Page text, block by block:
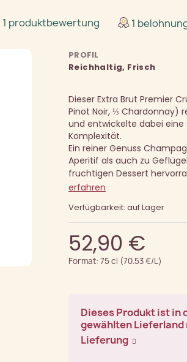
1 produktbewertung 1
PROFIL
Reichhaltig, Frisch
Dieser Extra Brut Premier
Pinot Noir, ⅓ Chardonnay)
und entwickelte dabei
Komplexität.
Ein reiner Genuss
Aperitif als auch zu
fruchtigen Dessert
erfahren
Verfügbarkeit: auf Lager
52,90 €
Format: 75 cl (70.53 €/L)
Dieses Produkt ist in
gewählten
Lieferung